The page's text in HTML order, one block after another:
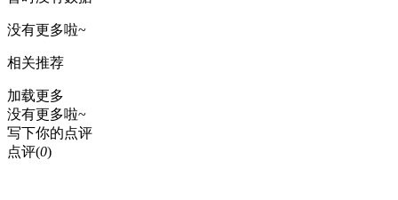
没有更多啦~
相关推荐
加载更多
没有更多啦~
写下你的点评
点评(0)